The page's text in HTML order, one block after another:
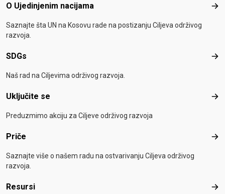
Footer menu
O Ujedinjenim nacijama O
Saznajte šta UN na Kosovu rade na postizanju Ciljeva održivog
razvoja.
SDGs
Naš rad na Ciljevima održivog razvoja.
Uključite se
Preduzmimo akciju za Ciljeve održivog razvoja
Priče
Saznajte više o našem radu na ostvarivanju Ciljeva održivog
razvoja.
Resursi